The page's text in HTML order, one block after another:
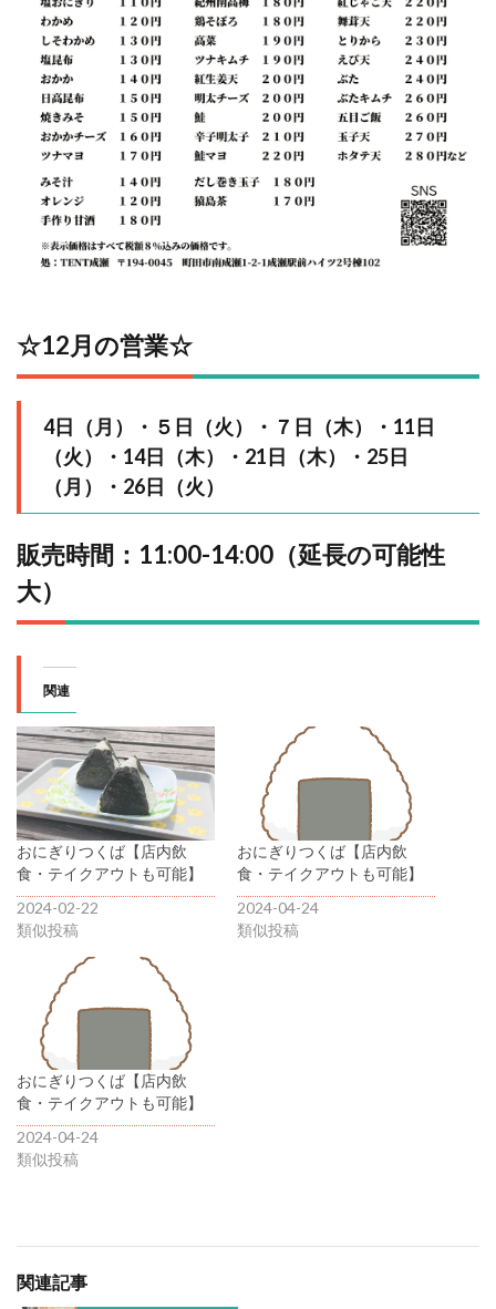
☆12⽉の営業☆
4日（月）・５日（火）・７日（木）・11日
（火）・14日（木）・21日（木）・25日
（月）・26日（火）
販売時間：11:00-14:00（延長の可能性
大）
関連
おにぎりつくば【店内飲
食・テイクアウトも可能】
2024-02-22
類似投稿
おにぎりつくば【店内飲
食・テイクアウトも可能】
2024-04-24
類似投稿
おにぎりつくば【店内飲
食・テイクアウトも可能】
2024-04-24
類似投稿
関連記事